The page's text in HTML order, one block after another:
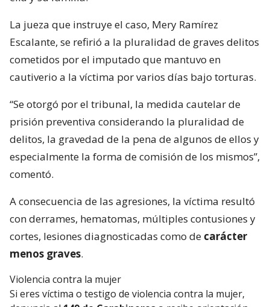
La jueza que instruye el caso, Mery Ramírez
Escalante, se refirió a la pluralidad de graves delitos
cometidos por el imputado que mantuvo en
cautiverio a la víctima por varios días bajo torturas.
“Se otorgó por el tribunal, la medida cautelar de
prisión preventiva considerando la pluralidad de
delitos, la gravedad de la pena de algunos de ellos y
especialmente la forma de comisión de los mismos”,
comentó.
A consecuencia de las agresiones, la víctima resultó
con derrames, hematomas, múltiples contusiones y
cortes, lesiones diagnosticadas como de carácter
menos graves.
Violencia contra la mujer
Si eres víctima o testigo de violencia contra la mujer,